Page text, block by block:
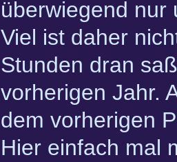
überwiegend nur
Viel ist daher
Stunden dran
vorherigen Jahr.
dem vorherigen
Hier einfach mal